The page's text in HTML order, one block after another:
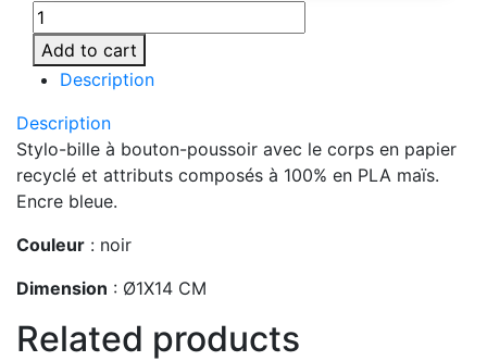
MO9830-
03
quantity
Add to cart
Description
Description
Stylo-bille à bouton-poussoir avec le corps en papier
recyclé et attributs composés à 100% en PLA maïs.
Encre bleue.
Couleur : noir
Dimension : Ø1X14 CM
Related products